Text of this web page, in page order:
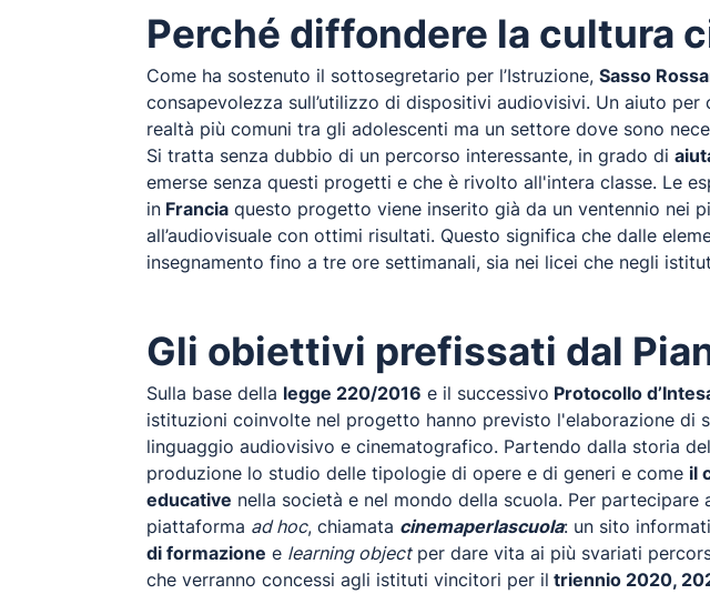
Perché diffondere la cultura
Come ha sostenuto il sottosegretario per l’Istruzione, Sasso
consapevolezza sull’utilizzo di dispositivi audiovisivi. Un aiuto
realtà più comuni tra gli adolescenti ma un settore dove sono
Si tratta senza dubbio di un percorso interessante, in grado di
emerse senza questi progetti e che è rivolto all'intera classe. Le
in Francia questo progetto viene inserito già da un ventennio nei
all’audiovisuale con ottimi risultati. Questo significa che dalle
insegnamento fino a tre ore settimanali, sia nei licei che negli
Gli obiettivi prefissati dal
Sulla base della legge 220/2016 e il successivo Protocollo
istituzioni coinvolte nel progetto hanno previsto l'elaborazione
linguaggio audiovisivo e cinematografico. Partendo dalla storia
produzione lo studio delle tipologie di opere e di generi e come il
educative nella società e nel mondo della scuola. Per partecipare
piattaforma ad hoc, chiamata cinemaperlascuola: un sito
di formazione e learning objectper dare vita ai più svariati
che verranno concessi agli istituti vincitori per il triennio 2020,